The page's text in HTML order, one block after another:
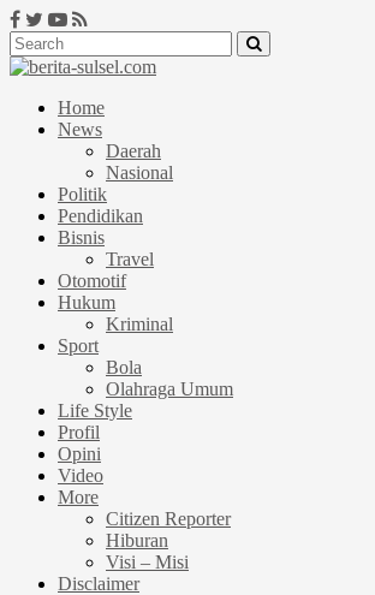
Home
News
Daerah
Nasional
Politik
Pendidikan
Bisnis
Travel
Otomotif
Hukum
Kriminal
Sport
Bola
Olahraga Umum
Life Style
Profil
Opini
Video
More
Citizen Reporter
Hiburan
Visi – Misi
Disclaimer